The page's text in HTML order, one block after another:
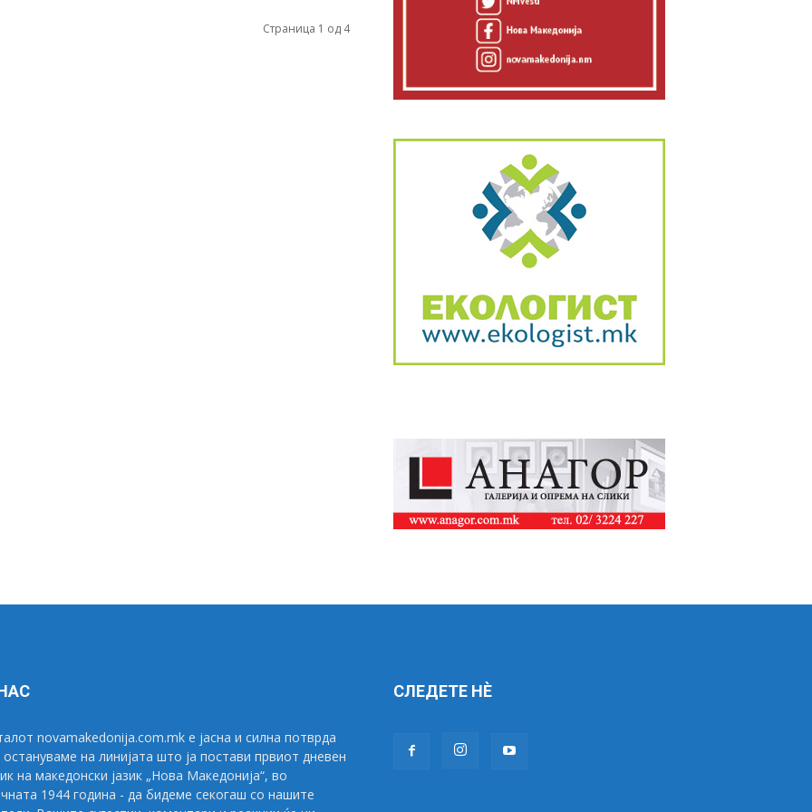
Страница 1 од 4
novamakedonija.com.mk е јасна и силна потврда
остануваме на линијата што ја постави првиот дневен
на македонски јазик „Нова Македонија“, во
1944 година - да бидеме секогаш со нашите
СЛЕДЕТЕ НÈ